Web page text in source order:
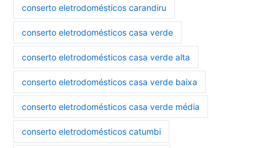
conserto eletrodomésticos carandiru
conserto eletrodomésticos casa verde
conserto eletrodomésticos casa verde alta
conserto eletrodomésticos casa verde baixa
conserto eletrodomésticos casa verde média
conserto eletrodomésticos catumbi